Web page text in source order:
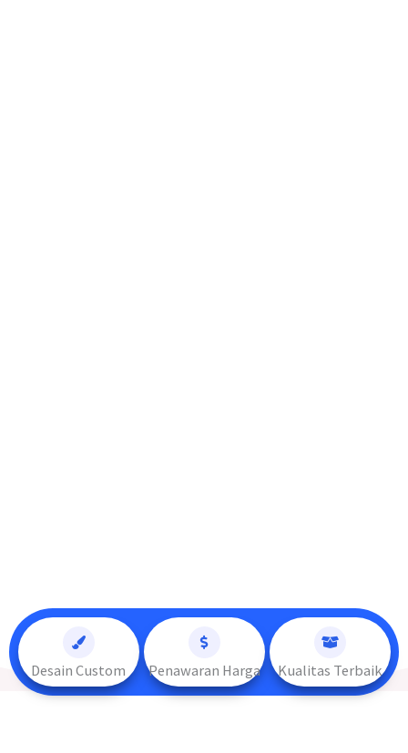
Desain Custom Penawaran Harga Kualitas Terbaik